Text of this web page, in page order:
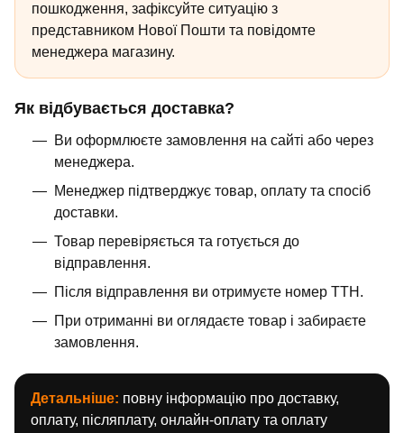
пошкодження, зафіксуйте ситуацію з
представником Нової Пошти та повідомте
менеджера магазину.
Як відбувається доставка?
Ви оформлюєте замовлення на сайті або через
менеджера.
Менеджер підтверджує товар, оплату та спосіб
доставки.
Товар перевіряється та готується до
відправлення.
Після відправлення ви отримуєте номер ТТН.
При отриманні ви оглядаєте товар і забираєте
замовлення.
Детальніше: повну інформацію про доставку,
оплату, післяплату, онлайн-оплату та оплату